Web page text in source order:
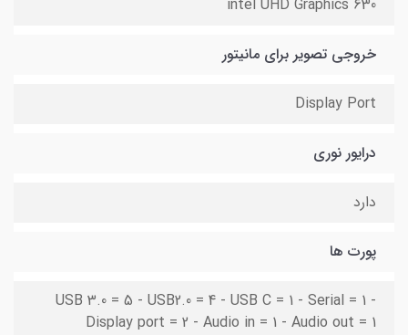
intel UHD Graphics 630
خروجی تصویر برای مانیتور
Display Port
درایور نوری
دارد
پورت ها
USB 3.0 = 5 - USB2.0 = 4 - USB C = 1 - Serial = 1 -
Display port = 2 - Audio in = 1 - Audio out = 1